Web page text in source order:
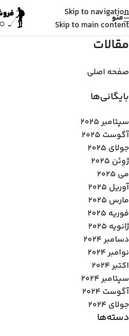
Skip to navigation
Skip to main content
منو
مقالات
صفحه اصلی
بایگانی‌ها
سپتامبر 2025
آگوست 2025
جولای 2025
ژوئن 2025
می 2025
آوریل 2025
مارس 2025
فوریه 2025
ژانویه 2025
دسامبر 2024
نوامبر 2024
اکتبر 2024
سپتامبر 2024
آگوست 2024
جولای 2024
دسته‌ها